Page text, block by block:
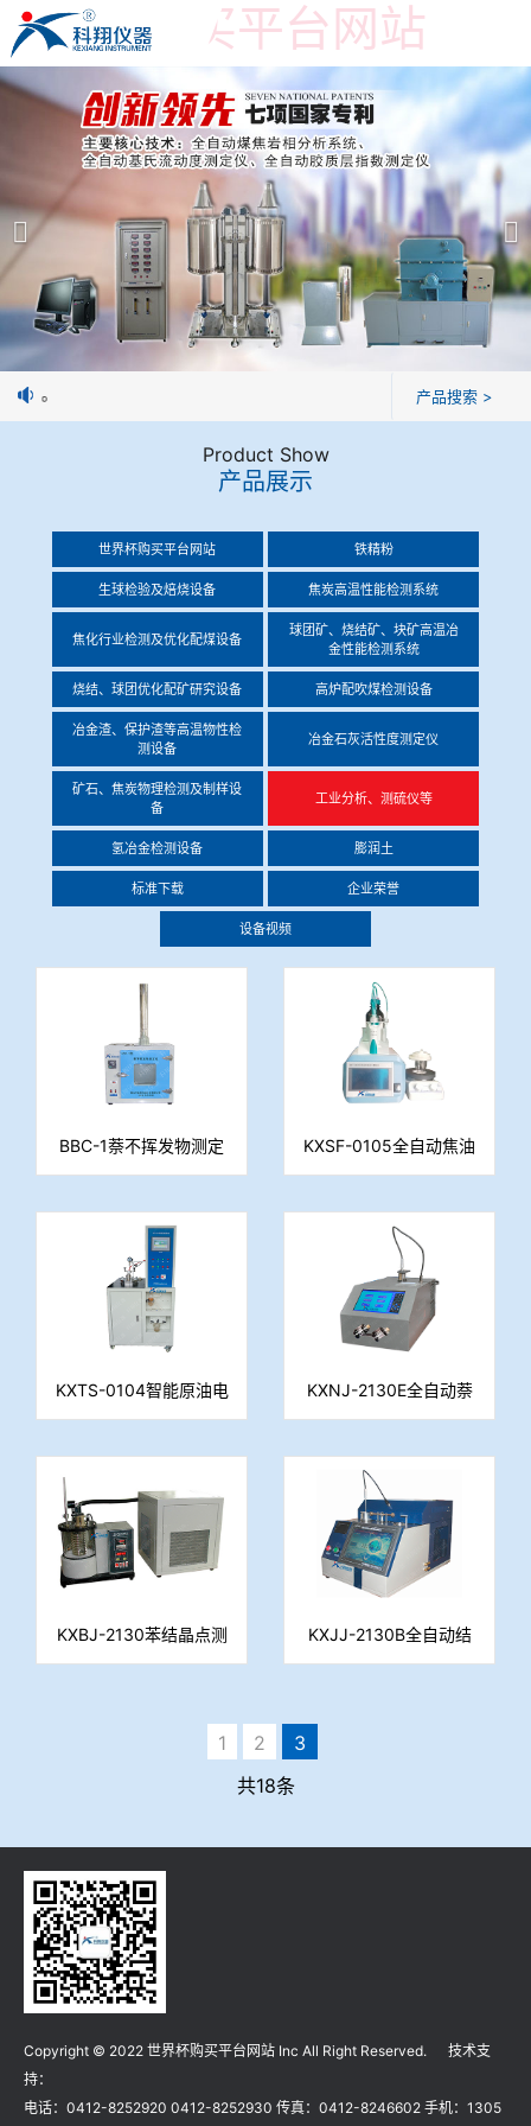
世界杯购买平台网站
世界杯购买平台网站
产品展示 ＞
焦炭高温性能检测系统
焦化行业检测及优化配煤设备
球团矿/烧结矿/块矿高温冶金性能检测系统
烧结/球团优化配矿研究设备
冶金渣、保护渣等高温物性检测设备
矿石、焦炭物理检测及制样设备
工业分析、测硫仪等
公司简介
世界杯购买平台网站
企业业绩
技术交流
企业荣誉
世界杯购买平台网站
球。 产品搜索 >
Product Show
产品展示
世界杯购买平台网站 铁精粉
生球检验及焙烧设备 焦炭高温性能检测系统
焦化行业检测及优化配煤设备
球团矿、烧结矿、块矿高温冶
金性能检测系统
烧结、球团优化配矿研究设备 高炉配吹煤检测设备
冶金渣、保护渣等高温物性检
测设备
冶金石灰活性度测定仪
矿石、焦炭物理检测及制样设
备
工业分析、测硫仪等
氢冶金检测设备 膨润土
标准下载 企业荣誉
设备视频
BBC-1萘不挥发物测定
仪
KXSF-0105全自动焦油
水份测定仪(容量法)
KXTS-0104智能原油电
脱水仪（水分测定仪）
KXNJ-2130E全自动萘
结晶点测定仪
KXBJ-2130苯结晶点测
定仪
KXJJ-2130B全自动结
晶点测定仪
1 2
3
共18条
Copyright © 2022 世界杯购买平台网站 Inc All Right Reserved. 技术支
持：
电话：0412-8252920 0412-8252930 传真：0412-8246602 手机：1305